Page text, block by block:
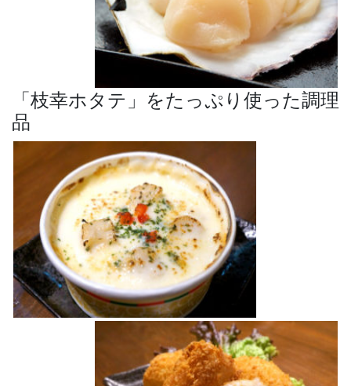
「枝幸ホタテ」をたっぷり使った調理
品